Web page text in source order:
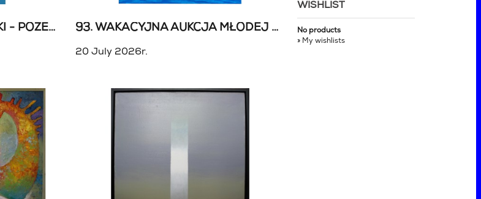
94. AUKCJA MŁODEJ SZTUKI - POŻEGNANIE LATA 93. WAKACYJNA AUKCJA MŁODEJ SZTUKI
20 July 2026r.
WISHLIST
No products
» My wishlists